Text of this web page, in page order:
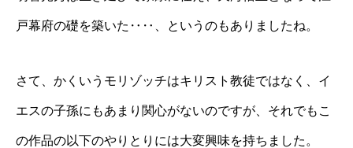
戸幕府の礎を築いた‥‥、というのもありましたね。
さて、かくいうモリゾッチはキリスト教徒ではなく、イ
エスの子孫にもあまり関心がないのですが、それでもこ
の作品の以下のやりとりには大変興味を持ちました。